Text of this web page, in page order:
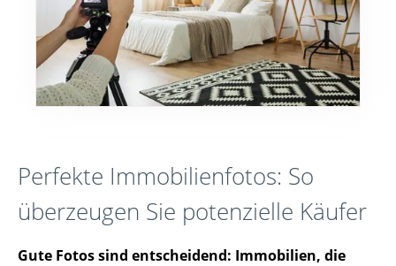
Perfekte Immobilienfotos: So
überzeugen Sie potenzielle Käufer
Gute Fotos sind entscheidend: Immobilien, die